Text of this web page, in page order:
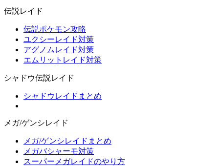
伝説レイド
伝説ポケモン攻略
ユクシーレイド対策
アグノムレイド対策
エムリットレイド対策
シャドウ伝説レイド
シャドウレイドまとめ
メガ/ゲンシレイド
メガ/ゲンシレイドまとめ
メガバシャーモ対策
スーパーメガレイドのやり方